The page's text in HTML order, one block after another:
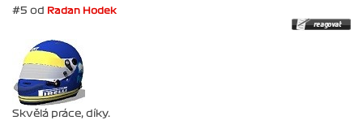
#5 od Radan Hodek
Skvělá práce, díky.